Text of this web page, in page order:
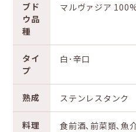
ブド
ウ品
種
マルヴァジア
タイ
プ
白･辛口
熟成 ステンレスタンク
料理
食前酒､前菜類､魚